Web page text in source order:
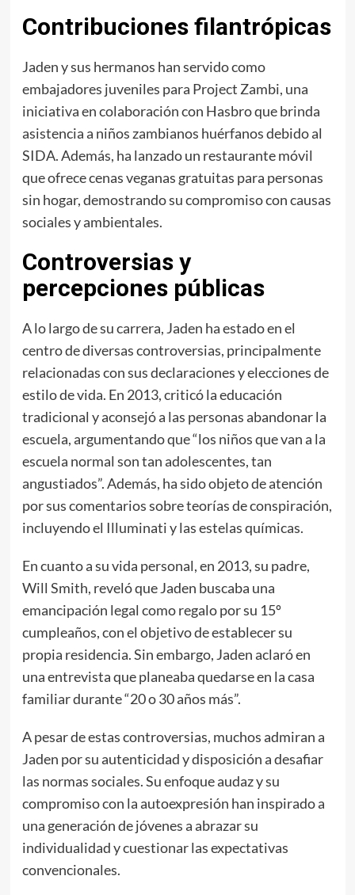
Contribuciones filantrópicas
Jaden y sus hermanos han servido como
embajadores juveniles para Project Zambi, una
iniciativa en colaboración con Hasbro que brinda
asistencia a niños zambianos huérfanos debido al
SIDA. Además, ha lanzado un restaurante móvil
que ofrece cenas veganas gratuitas para personas
sin hogar, demostrando su compromiso con causas
sociales y ambientales.
Controversias y
percepciones públicas
A lo largo de su carrera, Jaden ha estado en el
centro de diversas controversias, principalmente
relacionadas con sus declaraciones y elecciones de
estilo de vida. En 2013, criticó la educación
tradicional y aconsejó a las personas abandonar la
escuela, argumentando que “los niños que van a la
escuela normal son tan adolescentes, tan
angustiados”. Además, ha sido objeto de atención
por sus comentarios sobre teorías de conspiración,
incluyendo el Illuminati y las estelas químicas.
En cuanto a su vida personal, en 2013, su padre,
Will Smith, reveló que Jaden buscaba una
emancipación legal como regalo por su 15º
cumpleaños, con el objetivo de establecer su
propia residencia. Sin embargo, Jaden aclaró en
una entrevista que planeaba quedarse en la casa
familiar durante “20 o 30 años más”.
A pesar de estas controversias, muchos admiran a
Jaden por su autenticidad y disposición a desafiar
las normas sociales. Su enfoque audaz y su
compromiso con la autoexpresión han inspirado a
una generación de jóvenes a abrazar su
individualidad y cuestionar las expectativas
convencionales.